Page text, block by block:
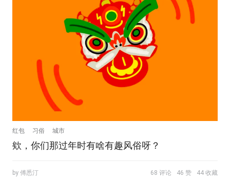
红包 习俗 城市
欸，你们那过年时有啥有趣风俗呀？
by 傅悉汀 68 评论 46 赞 44 收藏